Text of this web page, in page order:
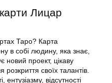
Лицар
Таро? Карта
в собі людину, яка знає,
новий проект, цікаву
своїх талантів.
ентузіазму, відсутності